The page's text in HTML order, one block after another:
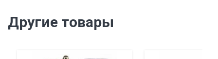
Другие товары